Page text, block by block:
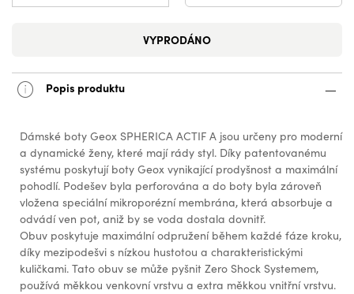
VYPRODÁNO
Popis produktu
Dámské boty Geox SPHERICA ACTIF A jsou určeny pro moderní
a dynamické ženy, které mají rády styl. Díky patentovanému
systému poskytují boty Geox vynikající prodyšnost a maximální
pohodlí. Podešev byla perforována a do boty byla zároveň
vložena speciální mikroporézní membrána, která absorbuje a
odvádí ven pot, aniž by se voda dostala dovnitř.
Obuv poskytuje maximální odpružení během každé fáze kroku,
díky mezipodešvi s nízkou hustotou a charakteristickými
kuličkami. Tato obuv se může pyšnit Zero Shock Systemem,
používá měkkou venkovní vrstvu a extra měkkou vnitřní vrstvu.